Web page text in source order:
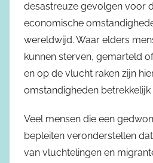
desastreuze gevolgen voor
economische
wereldwijd. Waar elders
kunnen sterven, gemarteld
en op de vlucht raken zijn
omstandigheden
Veel mensen die een
bepleiten veronderstellen
van vluchtelingen en